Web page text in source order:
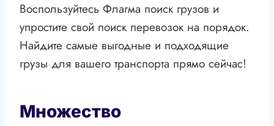
Воспользуйтесь Флагма поиск грузов и
упростите свой поиск перевозок на порядок.
Найдите самые выгодные и подходящие
грузы для вашего транспорта прямо сейчас!
Множество